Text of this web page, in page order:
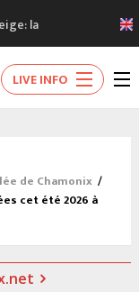
la
le nouveau
personnes sont
Festival
LIVE INFO
de Chamonix /
cet été 2026 à